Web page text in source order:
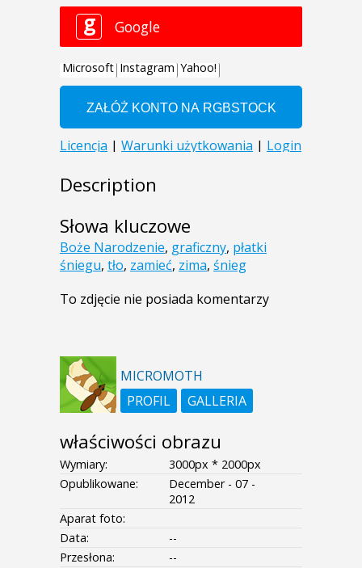
Description
Słowa kluczowe
Boże Narodzenie, graficzny, płatki
śniegu, tło, zamieć, zima, śnieg
To zdjęcie nie posiada komentarzy
MICROMOTH
PROFIL
GALLERIA
właściwości obrazu
Wymiary:
3000px * 2000px
Opublikowane:
December - 07 -
2012
Aparat foto:
Data:
--
Przesłona:
--